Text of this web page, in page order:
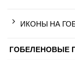
ИКОНЫ НА
ГОБЕЛЕНОВЫЕ